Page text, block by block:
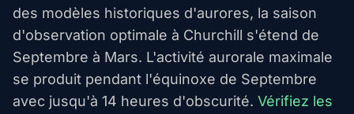
des modèles historiques d'aurores, la saison
d'observation optimale à Churchill s'étend de
Septembre à Mars. L'activité aurorale maximale
se produit pendant l'équinoxe de Septembre
avec jusqu'à 14 heures d'obscurité. Vérifiez les